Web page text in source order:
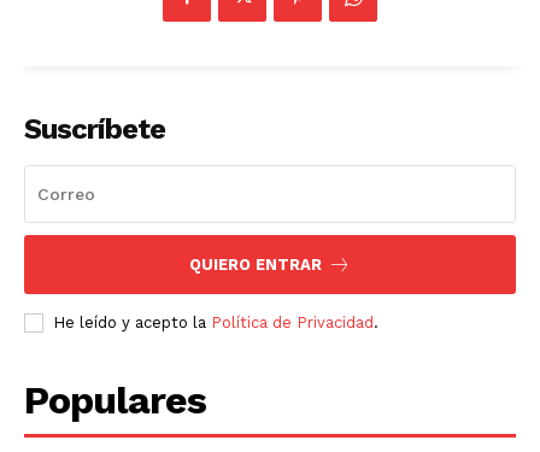
Suscríbete
QUIERO ENTRAR
He leído y acepto la Política de Privacidad.
Populares